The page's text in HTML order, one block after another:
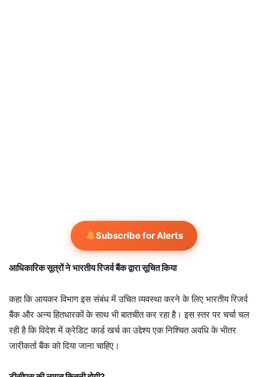
Subscribe for Alerts
आधिकारिक सूत्रों ने भारतीय रिजर्व बैंक द्वारा सूचित किया
कहा कि आयकर विभाग इस संबंध में उचित व्यवस्था करने के लिए भारतीय रिजर्व
बैंक और अन्य हितधारकों के साथ भी बातचीत कर रहा है। इस स्तर पर चर्चा चल
रही है कि विदेश में क्रेडिट कार्ड खर्च का उद्देश्य एक निश्चित अवधि के भीतर
जारीकर्ता बैंक को दिया जाना चाहिए।